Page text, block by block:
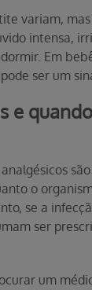
variam,
intensa,
Em
ser um
e
o
se a
ser
um